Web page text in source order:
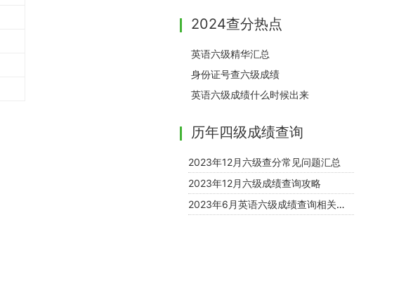
2024查分热点
英语六级精华汇总
身份证号查六级成绩
英语六级成绩什么时候出来
历年四级成绩查询
2023年12月六级查分常见问题汇总
2023年12月六级成绩查询攻略
2023年6月英语六级成绩查询相关问题